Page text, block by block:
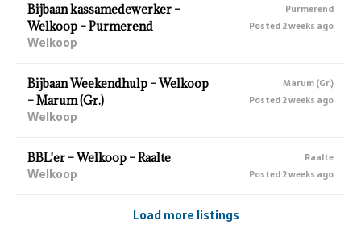
Bijbaan kassamedewerker –
Welkoop – Purmerend
Welkoop
Purmerend
Posted 2 weeks ago
Bijbaan Weekendhulp – Welkoop
– Marum (Gr.)
Welkoop
Marum (Gr.)
Posted 2 weeks ago
BBL'er – Welkoop – Raalte
Welkoop
Raalte
Posted 2 weeks ago
Load more listings